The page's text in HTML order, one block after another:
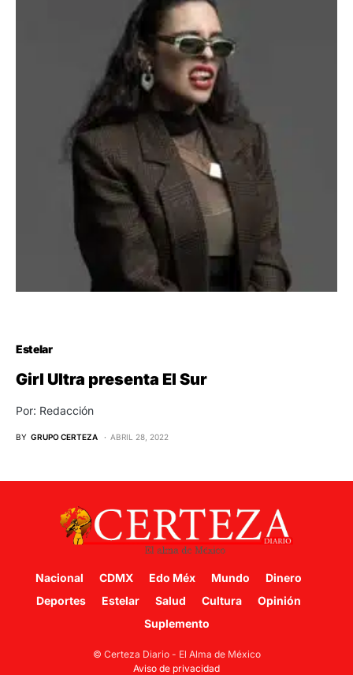
Estelar
Girl Ultra presenta El Sur
Por: Redacción
BY GRUPO CERTEZA ABRIL 28, 2022
Nacional CDMX Edo Méx Mundo
Dinero
Deportes
Estelar Salud Cultura
Opinión
Suplemento
© Certeza Diario - El Alma de México
Aviso de privacidad